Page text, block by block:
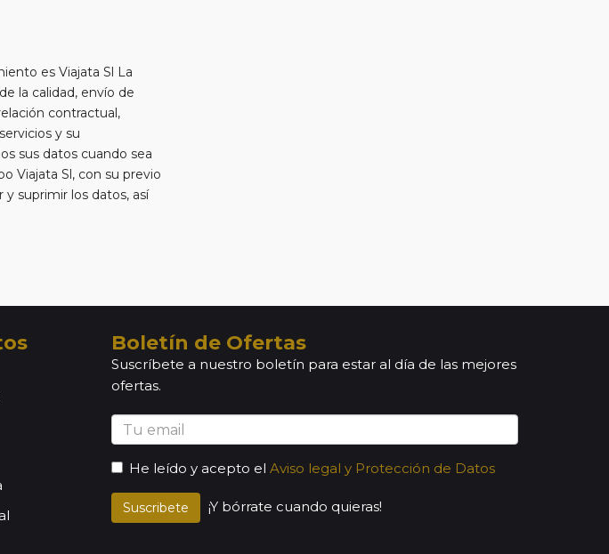
es Viajata Sl La
la calidad, envío de
contractual,
y su
sus datos cuando sea
Viajata Sl, con su previo
suprimir los datos, así
Boletín de Ofertas
Suscríbete a nuestro boletín para estar al día de las mejores
ofertas.
He leído y acepto el Aviso legal y Protección de Datos
Suscribete ¡Y bórrate cuando quieras!